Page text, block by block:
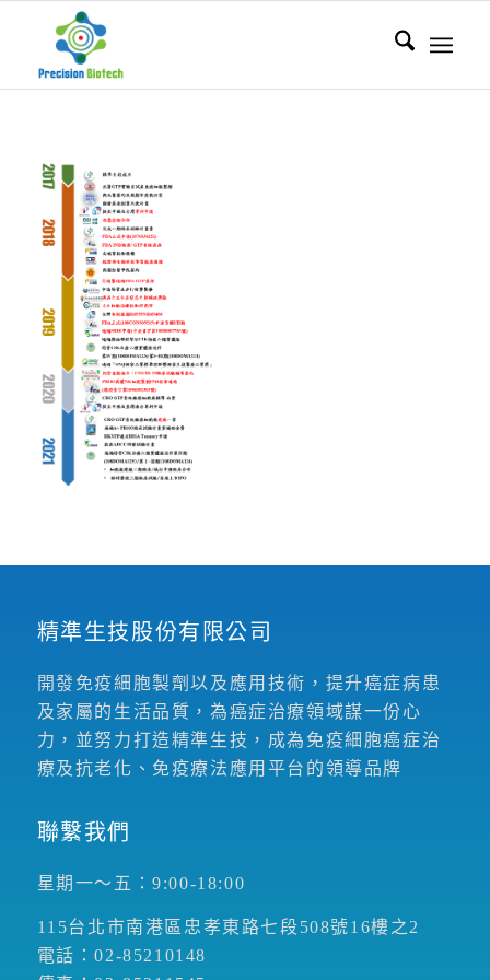
精準生技股份有限公司
開發免疫細胞製劑以及應用技術，提升癌症病患
及家屬的生活品質，為癌症治療領域謀一份心
力，並努力打造精準生技，成為免疫細胞癌症治
療及抗老化、免疫療法應用平台的領導品牌
聯繫我們
星期一～五：9:00-18:00
115台北市南港區忠孝東路七段508號16樓之2
電話：02-85210148